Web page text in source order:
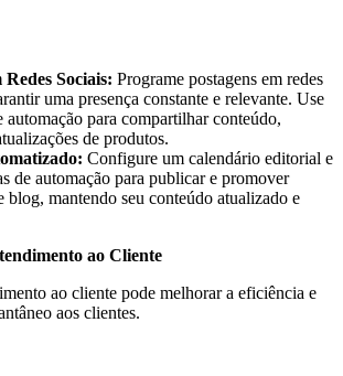
Redes Sociais: Programe postagens em redes
uma presença constante e relevante. Use
automação para compartilhar conteúdo,
de produtos.
Configure um calendário editorial e
de automação para publicar e promover
blog, mantendo seu conteúdo atualizado e
ao Cliente
ao cliente pode melhorar a eficiência e
aos clientes.